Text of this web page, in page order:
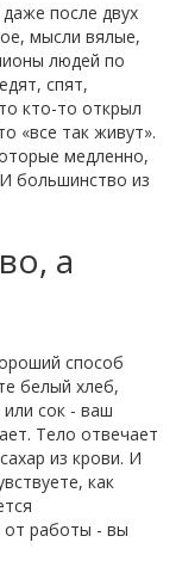
после двух
мысли вялые,
людей по
спят,
кто-то открыл
«все так живут».
медленно,
большинство из
а
способ
белый хлеб,
сок - ваш
Тело отвечает
из крови. И
как
от работы - вы